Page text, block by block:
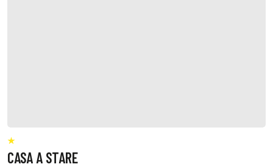
CASA A STARE